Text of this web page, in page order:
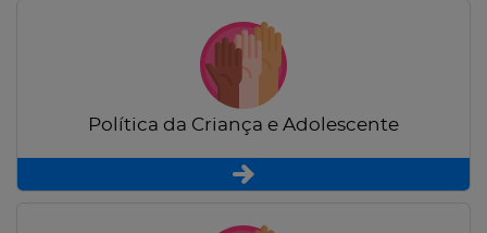
Política da Criança e Adolescente